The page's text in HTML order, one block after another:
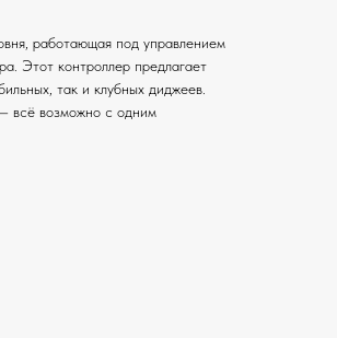
работающая под управлением
Этот контроллер предлагает
так и клубных диджеев.
всё возможно с одним